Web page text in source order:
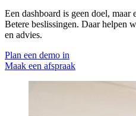
Een dashboard is geen doel, maar
Betere beslissingen. Daar helpen
en advies.
Plan een demo in
Maak een afspraak